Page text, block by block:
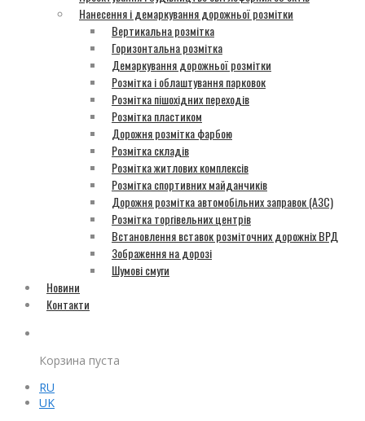
Нанесення і демаркування дорожньої розмітки
Вертикальна розмітка
Горизонтальна розмітка
Демаркування дорожньої розмітки
Розмітка і облаштування парковок
Розмітка пішохідних переходів
Розмітка пластиком
Дорожня розмітка фарбою
Розмітка складів
Розмітка житлових комплексів
Розмітка спортивних майданчиків
Дорожня розмітка автомобільних заправок (АЗС)
Розмітка торгівельних центрів
Встановлення вставок розміточних дорожніх ВРД
Зображення на дорозі
Шумові смуги
Новини
Контакти
Корзина пуста
RU
UK